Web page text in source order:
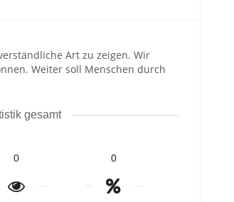
Art zu zeigen. Wir
Weiter soll Menschen durch
gesamt
0 0